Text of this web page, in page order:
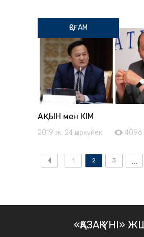
ҚОҒАМ
АҚЫН мен ӘКІМ
2019 ж. 24 қыркүйек 4096
1 2 3
«ҚАЗАҚ ҮНІ»